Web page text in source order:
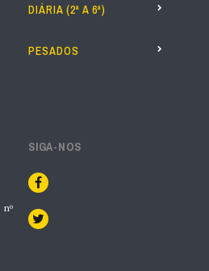
DIÁRIA (2ª A 6ª)
PESADOS
SIGA-NOS